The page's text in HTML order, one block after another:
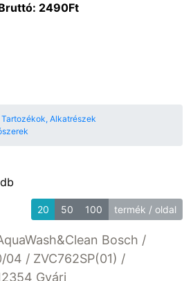
2490Ft
Tartozékok, Alkatrészek
20 50 100 termék / oldal
Bosch /
04 / ZVC762SP(01) /
Gyári